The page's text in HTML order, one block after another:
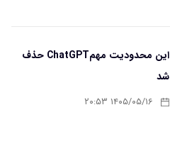
این محدودیت مهمChatGPT حذف
شد
۱۴۰۵/۰۵/۱۶ ۲۰:۵۳